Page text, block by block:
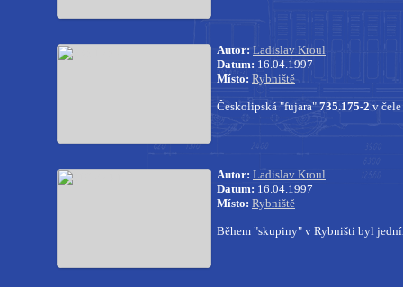
Autor: Ladislav Kroul
Datum: 16.04.1997
Místo: Rybniště
Českolipská "fujara" 735.175-2 v
Autor: Ladislav Kroul
Datum: 16.04.1997
Místo: Rybniště
Během "skupiny" v Rybništi byl